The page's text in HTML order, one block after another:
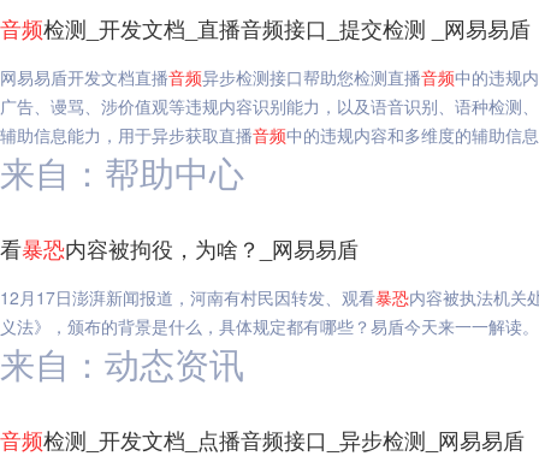
音频检测_开发文档_直播音频接口_提交检测 _网易易盾
网易易盾开发文档直播音频异步检测接口帮助您检测直播音频中的违规
广告、谩骂、涉价值观等违规内容识别能力，以及语音识别、语种检测
辅助信息能力，用于异步获取直播音频中的违规内容和多维度的辅助信
来自：帮助中心
看暴恐内容被拘役，为啥？_网易易盾
12月17日澎湃新闻报道，河南有村民因转发、观看暴恐内容被执法机关
义法》，颁布的背景是什么，具体规定都有哪些？易盾今天来一一解读
来自：动态资讯
音频检测_开发文档_点播音频接口_异步检测_网易易盾